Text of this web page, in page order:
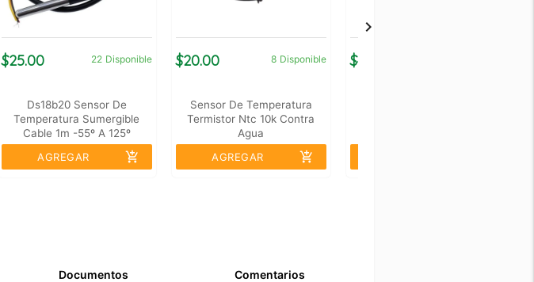
$25.00 22 Disponible
Ds18b20 Sensor De
Temperatura Sumergible
Cable 1m -55º A 125º
AGREGAR
add_shopping_cart
$20.00 8 Disponible
Sensor De Temperatura
Termistor Ntc 10k Contra
Agua
AGREGAR
add_shopping_cart
$45.00
Documentos Comentarios